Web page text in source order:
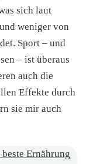
sich laut
weniger von
Sport – und
– ist überaus
auch die
Effekte durch
sie mir auch
Ernährung